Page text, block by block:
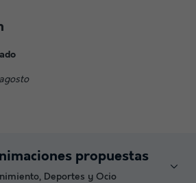
propuestas
Deportes y Ocio